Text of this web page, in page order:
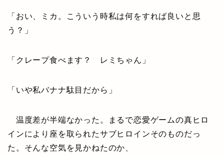
「おい、ミカ。こういう時私は何をすれば良いと思
う？」
「クレープ食べます？ レミちゃん」
「いや私バナナ駄目だから」
温度差が半端なかった。まるで恋愛ゲームの真ヒロ
インにより座を取られたサブヒロインそのものだっ
た。そんな空気を見かねたのか、